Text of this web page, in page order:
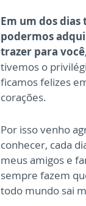
Em um dos
podermos
trazer para
tivemos o
ficamos felizes
corações.
Por isso venho
conhecer, cada
meus amigos e
sempre fazem
todo mundo sai